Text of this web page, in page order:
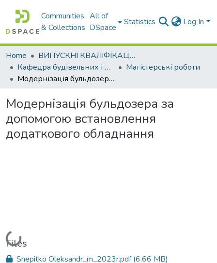
Communities
& Collections
All of
DSpace
Statistics Log In
Home
ВИПУСКНІ КВАЛІФІКАЦІЙНІ РОБОТИ
Кафедра будівельних і дорожніх машин
Магістерські роботи
Модернізація бульдозера за допомогою встановлення додаткового обладнання
Модернізація бульдозера за
допомогою встановлення
додаткового обладнання
Loading...
Files
Shepitko Oleksandr_m_2023r.pdf(6.66 MB)